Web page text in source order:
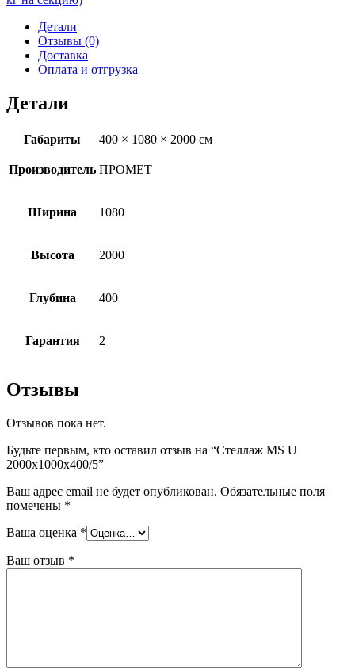
2000x1000x400/5
Детали
Отзывы (0)
Доставка
Оплата и отгрузка
Детали
Габариты 400 × 1080 × 2000 см
Производитель ПРОМЕТ
Ширина 1080
Высота 2000
Глубина 400
Гарантия 2
Отзывы
Отзывов пока нет.
Будьте первым, кто оставил отзыв на “Стеллаж MS U
2000x1000x400/5”
Ваш адрес email не будет опубликован. Обязательные поля
помечены *
Ваша оценка *
Ваш отзыв *